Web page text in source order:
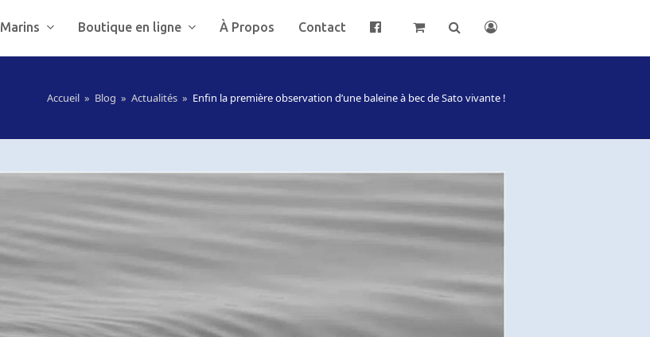
Boutique en ligne À Propos Contact
Accueil » Blog » Actualités » Enfin la première observation d’une baleine à bec de Sato vivante !